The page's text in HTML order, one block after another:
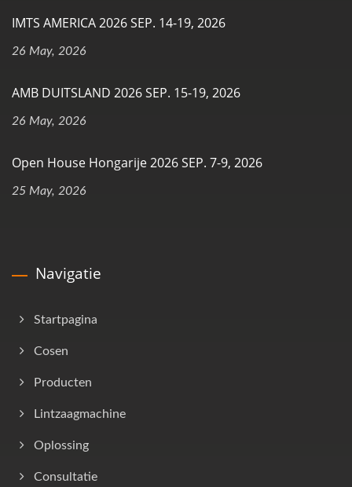
IMTS AMERICA 2026 SEP. 14-19, 2026
26 May, 2026
AMB DUITSLAND 2026 SEP. 15-19, 2026
26 May, 2026
Open House Hongarije 2026 SEP. 7-9, 2026
25 May, 2026
Navigatie
Startpagina
Cosen
Producten
Lintzaagmachine
Oplossing
Consultatie